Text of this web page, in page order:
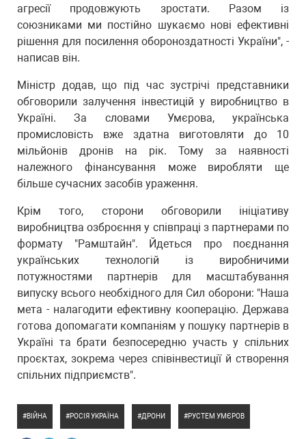
агресії продовжують зростати. Разом із
союзниками ми постійно шукаємо нові ефективні
рішення для посилення обороноздатності України", -
написав він.
Міністр додав, що під час зустрічі представники
обговорили залучення інвестицій у виробництво в
Україні. За словами Умєрова, українська
промисловість вже здатна виготовляти до 10
мільйонів дронів на рік. Тому за наявності
належного фінансування може виробляти ще
більше сучасних засобів ураження.
Крім того, сторони обговорили ініціативу
виробництва озброєння у співпраці з партнерами по
формату "Рамштайн". Йдеться про поєднання
українських технологій із виробничими
потужностями партнерів для масштабування
випуску всього необхідного для Сил оборони: "Наша
мета - налагодити ефективну кооперацію. Держава
готова допомагати компаніям у пошуку партнерів в
Україні та брати безпосередню участь у спільних
проєктах, зокрема через співінвестиції й створення
спільних підприємств".
ВІЙНА РОСІЯ УКРАЇНА ДРОНИ РУСТЕМ УМЄРОВ